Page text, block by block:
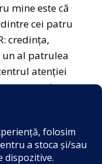
mine este că
cei patru
credința,
al patrulea
atenției
pe marginea
statului de
din 1974 și a
mii de